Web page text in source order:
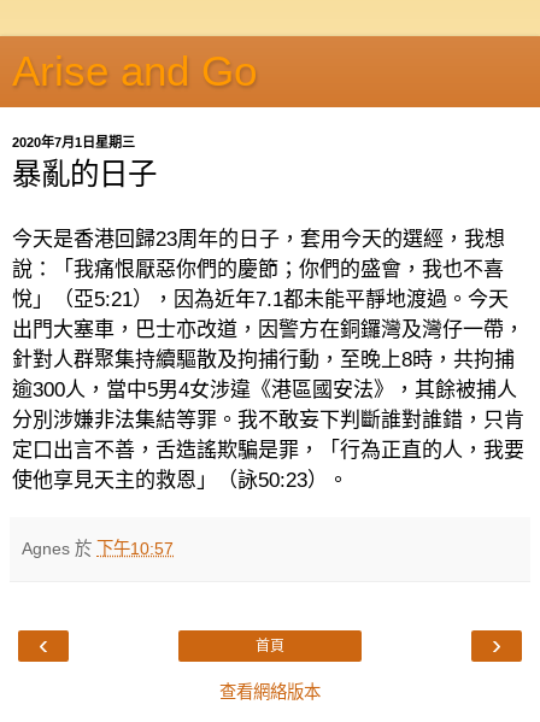
Arise and Go
2020年7月1日星期三
暴亂的日子
今天是香港回歸23周年的日子，套用今天的選經，我想
說：「我痛恨厭惡你們的慶節；你們的盛會，我也不喜
悅」（亞5:21），因為近年7.1都未能平靜地渡過。今天
出門大塞車，巴士亦改道，因警方在銅鑼灣及灣仔一帶，
針對人群聚集持續驅散及拘捕行動，至晚上8時，共拘捕
逾300人，當中5男4女涉違《港區國安法》，其餘被捕人
分別涉嫌非法集結等罪。我不敢妄下判斷誰對誰錯，只肯
定口出言不善，舌造謠欺騙是罪，「行為正直的人，我要
使他享見天主的救恩」（詠50:23）。
Agnes 於 下午10:57
‹ ›
首頁
查看網絡版本